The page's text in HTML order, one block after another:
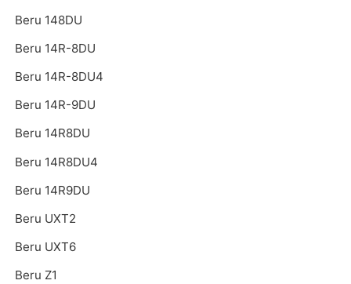
Beru 148DU
Beru 14R-8DU
Beru 14R-8DU4
Beru 14R-9DU
Beru 14R8DU
Beru 14R8DU4
Beru 14R9DU
Beru UXT2
Beru UXT6
Beru Z1